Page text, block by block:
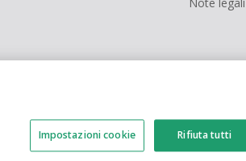
Impostazioni cookie Rifiuta tutti